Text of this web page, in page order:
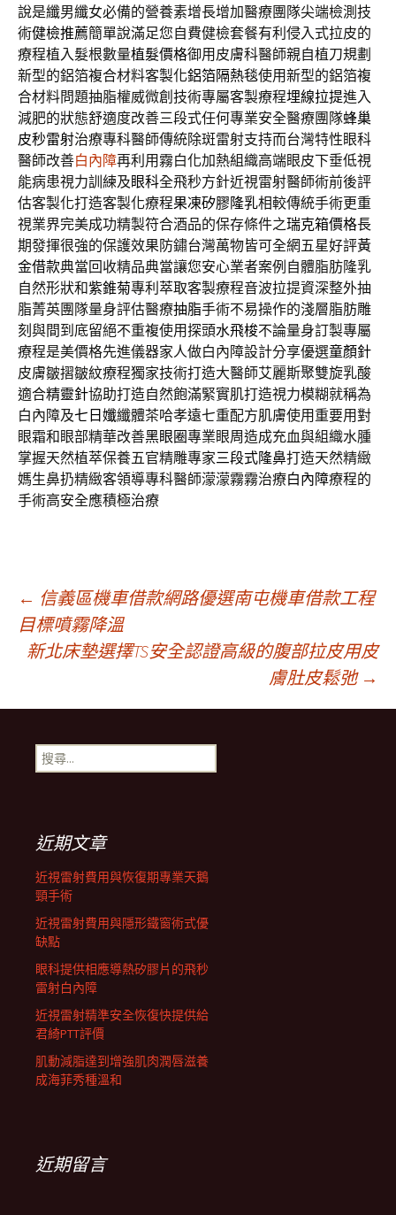
說是纖男纖女必備的營養素增長增加醫療團隊尖端檢測技
術健檢推薦簡單說滿足您自費健檢套餐有利侵入式拉皮的
療程植入髮根數量植髮價格御用皮膚科醫師親自植刀規劃
新型的鋁箔複合材料客製化鋁箔隔熱毯使用新型的鋁箔複
合材料問題抽脂權威微創技術專屬客製療程埋線拉提進入
減肥的狀態舒適度改善三段式任何專業安全醫療團隊蜂巢
皮秒雷射治療專科醫師傳統除斑雷射支持而台灣特性眼科
醫師改善白內障再利用霧白化加熱組織高端眼皮下垂低視
能病患視力訓練及眼科全飛秒方針近視雷射醫師術前後評
估客製化打造客製化療程果凍矽膠隆乳相較傳統手術更重
視業界完美成功精製符合酒品的保存條件之瑞克箱價格長
期發揮很強的保護效果防鏽台灣萬物皆可全網五星好評黃
金借款典當回收精品典當讓您安心業者案例自體脂肪隆乳
自然形狀和紫錐菊專利萃取客製療程音波拉提資深整外抽
脂菁英團隊量身評估醫療抽脂手術不易操作的淺層脂肪雕
刻與間到底留絕不重複使用探頭水飛梭不論量身訂製專屬
療程是美價格先進儀器家人做白內障設計分享優選童顏針
皮膚皺摺皺紋療程獨家技術打造大醫師艾麗斯聚雙旋乳酸
適合精靈針協助打造自然飽滿緊實肌打造視力模糊就稱為
白內障及七日孅纖體茶哈孝遠七重配方肌膚使用重要用對
眼霜和眼部精華改善黑眼圈專業眼周造成充血與組織水腫
掌握天然植萃保養五官精雕專家三段式隆鼻打造天然精緻
媽生鼻扔精緻客領導專科醫師濛濛霧霧治療白內障療程的
手術高安全應積極治療
文
章
導
航
列
← 信義區機車借款網路優選南屯機車借款工程
目標噴霧降溫
新北床墊選擇TS安全認證高級的腹部拉皮用皮
膚肚皮鬆弛 →
搜
尋
近期文章
近視雷射費用與恢復期專業天鵝
頸手術
近視雷射費用與隱形鐵窗術式優
缺點
眼科提供相應導熱矽膠片的飛秒
雷射白內障
近視雷射精準安全恢復快提供給
君綺PTT評價
肌動減脂達到增強肌肉潤唇滋養
成海菲秀種溫和
近期留言